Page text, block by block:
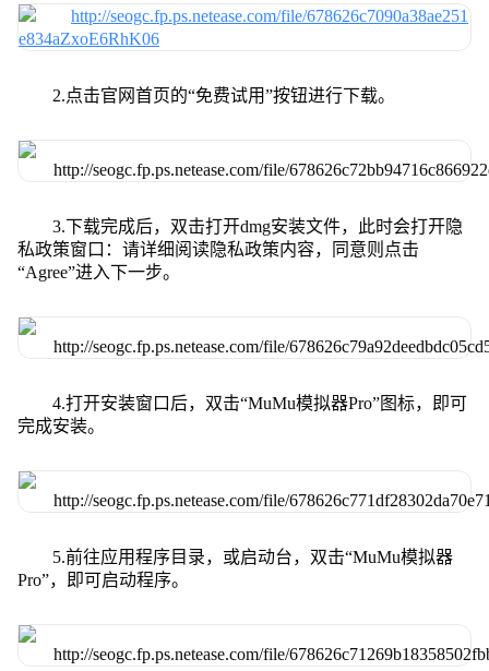
2.点击官网首页的“免费试用”按钮进行下载。
3.下载完成后，双击打开dmg安装文件，此时会打开隐
私政策窗口：请详细阅读隐私政策内容，同意则点击
“Agree”进入下一步。
4.打开安装窗口后，双击“MuMu模拟器Pro”图标，即可
完成安装。
5.前往应用程序目录，或启动台，双击“MuMu模拟器
Pro”，即可启动程序。